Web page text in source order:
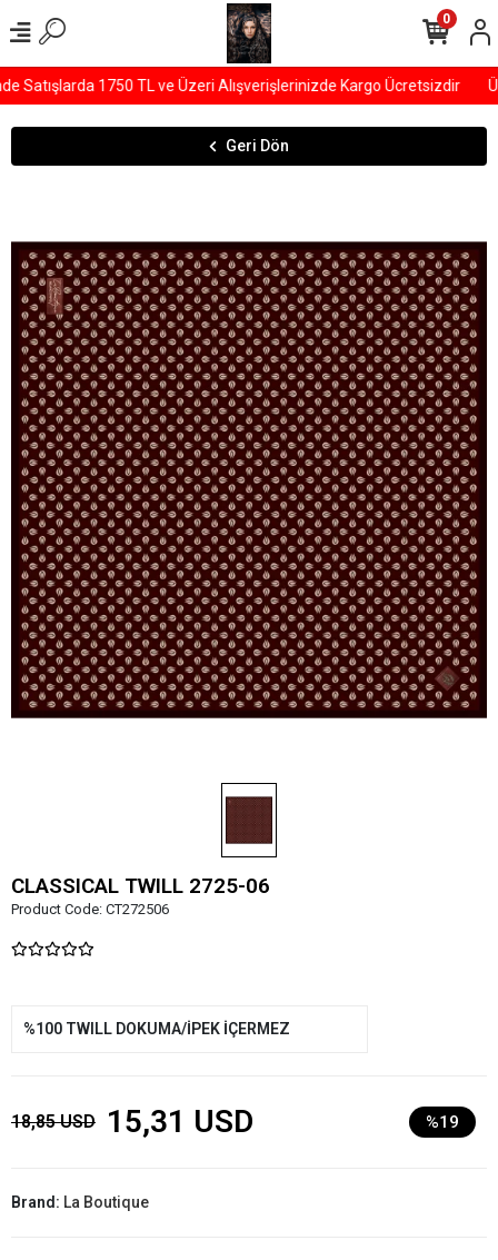
1750 TL ve Üzeri Alışverişlerinizde Kargo Ücretsizdir
0
Geri Dön
CLASSICAL TWILL 2725-06
Product Code: CT272506
%100 TWILL DOKUMA/İPEK İÇERMEZ
18,85 USD 15,31 USD %19
Brand: La Boutique